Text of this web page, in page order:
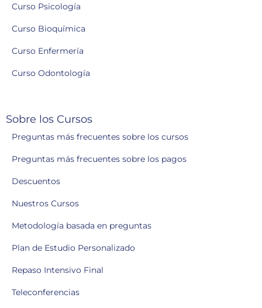
Curso Psicología
Curso Bioquímica
Curso Enfermería
Curso Odontología
Sobre los Cursos
Preguntas más frecuentes sobre los cursos
Preguntas más frecuentes sobre los pagos
Descuentos
Nuestros Cursos
Metodología basada en preguntas
Plan de Estudio Personalizado
Repaso Intensivo Final
Teleconferencias